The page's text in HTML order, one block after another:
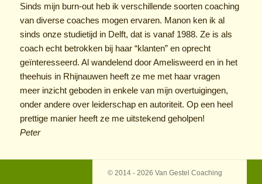
Sinds mijn burn-out heb ik verschillende soorten coaching
van diverse coaches mogen ervaren. Manon ken ik al
sinds onze studietijd in Delft, dat is vanaf 1988. Ze is als
coach echt betrokken bij haar “klanten” en oprecht
geïnteresseerd. Al wandelend door Amelisweerd en in het
theehuis in Rhijnauwen heeft ze me met haar vragen
meer inzicht geboden in enkele van mijn overtuigingen,
onder andere over leiderschap en autoriteit. Op een heel
prettige manier heeft ze me uitstekend geholpen!
Peter
© 2014 - 2026 Van Gestel Coaching